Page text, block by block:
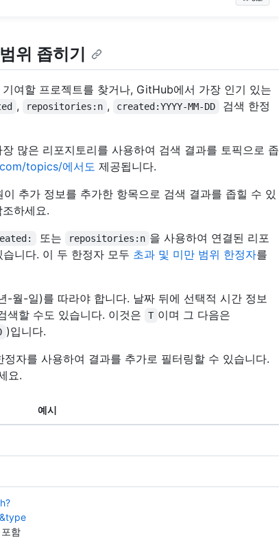
위 좁히기
여할 프로젝트를 찾거나, GitHub에서 가장 인기 있는
, repositories:n , created:YYYY-MM-DD
검색 한정
많은 리포지토리를 사용하여 검색 결과를 토픽으로 좁
topics/에서도 제공됩니다.
추가 정보를 추가한 항목으로 검색 결과를 좁힐 수 있
하세요.
또는 repositories:n 을 사용하여 연결된 리포
니다. 이 두 한정자 모두 초과 및 미만 범위 한정자를
-월-일)를 따라야 합니다. 날짜 뒤에 선택적 시간 정보
색할 수도 있습니다. 이것은 T 이며 그 다음은
)입니다.
자를 사용하여 결과를 추가로 필터링할 수 있습니다.
요.
예시
함